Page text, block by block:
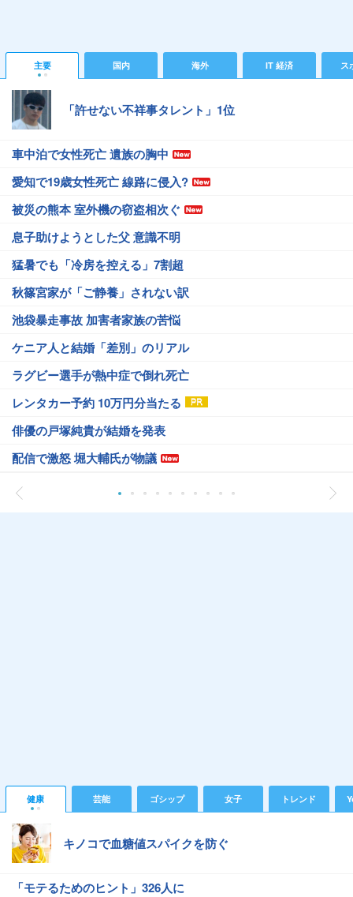
主要 国内 海外 IT 経済 ス
「許せない不祥事タレント」1位
車中泊で女性死亡 遺族の胸中
愛知で19歳女性死亡 線路に侵入?
被災の熊本 室外機の窃盗相次ぐ
息子助けようとした父 意識不明
猛暑でも「冷房を控える」7割超
秋篠宮家が「ご静養」されない訳
池袋暴走事故 加害者家族の苦悩
ケニア人と結婚「差別」のリアル
ラグビー選手が熱中症で倒れ死亡
レンタカー予約 10万円分当たる
俳優の戸塚純貴が結婚を発表
配信で激怒 堀大輔氏が物議
健康 芸能 ゴシップ 女子 トレンド
キノコで血糖値スパイクを防ぐ
「モテるためのヒント」326人に